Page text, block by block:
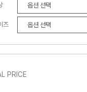
즈
PRICE